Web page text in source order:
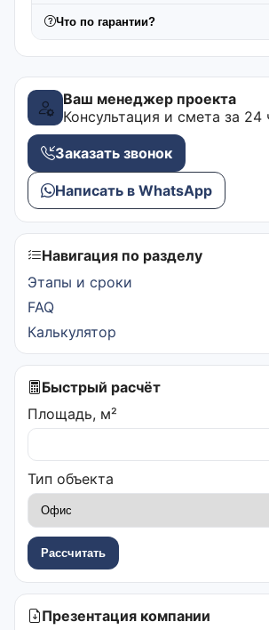
Что по гарантии?
Ваш менеджер проекта
Консультация и смета за 24
Заказать звонок
Написать в WhatsApp
Навигация по разделу
Этапы и сроки
FAQ
Калькулятор
Быстрый расчёт
Площадь, м²
Тип объекта
Рассчитать
Презентация компании